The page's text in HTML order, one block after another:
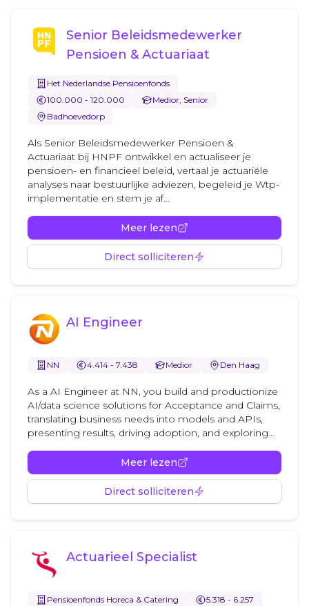
Senior Beleidsmedewerker
Pensioen & Actuariaat
Het Nederlandse Pensioenfonds
100.000 - 120.000
Medior, Senior
Badhoevedorp
Als Senior Beleidsmedewerker Pensioen &
Actuariaat bij HNPF ontwikkel en actualiseer je
pensioen- en financieel beleid, vertaal je actuariële
analyses naar bestuurlijke adviezen, begeleid je Wtp-
implementatie en stem je af...
Meer lezen
Direct solliciteren
AI Engineer
NN 4.414 - 7.438 Medior Den Haag
As a AI Engineer at NN, you build and productionize
AI/data science solutions for Acceptance and Claims,
translating business needs into models and APIs,
presenting results, driving adoption, and exploring...
Meer lezen
Direct solliciteren
Actuarieel Specialist
Pensioenfonds Horeca & Catering
5.318 - 6.257